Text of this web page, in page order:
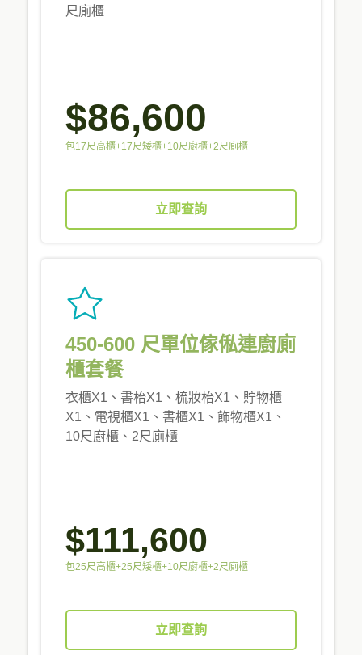
尺廁櫃
$86,600
包17尺高櫃+17尺矮櫃+10尺廚櫃+2尺廁櫃
立即查詢
450-600 尺單位傢俬連廚廁
櫃套餐
衣櫃X1、書枱X1、梳妝枱X1、貯物櫃
X1、電視櫃X1、書櫃X1、飾物櫃X1、
10尺廚櫃、2尺廁櫃
$111,600
包25尺高櫃+25尺矮櫃+10尺廚櫃+2尺廁櫃
立即查詢